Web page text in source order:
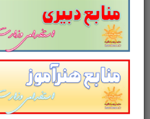
مطابق با آخرین
استخدامی شرکت